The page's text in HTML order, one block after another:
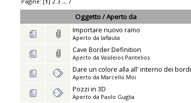
Oggetto/Aperto da
Importare nuovo ramo
Aperto da laflauta
Cave Border Definition
Aperto da Vasileios Pantelios
Dare un colore alla all' interno dei bordi
Aperto da Marcello Moi
Pozzi in 3D
Aperto da Paolo Guglia